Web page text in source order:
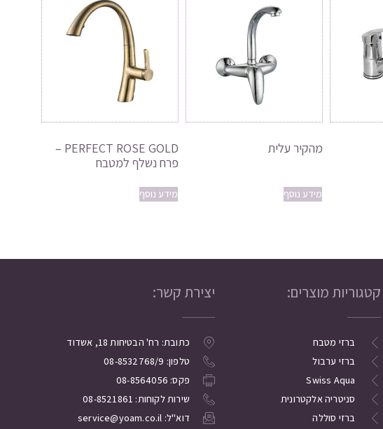
מהקיר עלית
מידע נוסף
PERFECT ROSE GOLD –
פרח נשלף למטבח
מידע נוסף
קטגוריות מוצרים:
ברזי מטבח
ברזי ערבול
Swiss Aqua
סניטריה אלקטרונית
ברזי סוללה
יצירת קשר:
כתובת: רח' הבטיחות 18, אשדוד
טלפון: 08-8532768/9
פקס: 08-8564056
שירות לקוחות: 08-8521861
דוא"ל: service@yoam.co.il